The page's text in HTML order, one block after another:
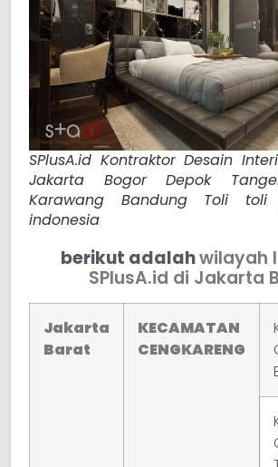
SPlusA.id Kontraktor Desain
Jakarta Bogor Depok
Karawang Bandung Toli
indonesia
berikut adalahwilayah
SPlusA.id di Jakarta
Jakarta
Barat
KECAMATAN
CENGKARENG